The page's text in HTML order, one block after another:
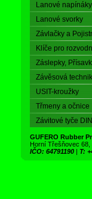
Lanové napínáky
Lanové svorky
Závlačky a
Klíče pro
Záslepky,
Závěsová
USIT-kroužky
Třmeny a očnice
Závitové tyče
GUFERO Rubber
Horní Třešňovec 68,
IČO: 64791190 | T: